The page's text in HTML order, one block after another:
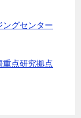
グセンター
点研究拠点